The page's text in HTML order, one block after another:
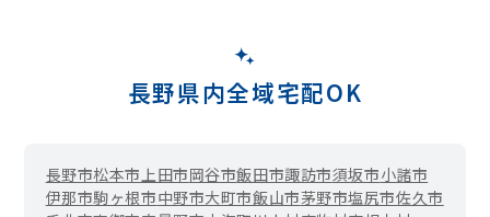
長野県内全域宅配OK
長野市松本市 上田市岡谷市飯田市諏訪市須坂市小諸市
伊那市駒ヶ根市中野市大町市飯山市茅野市塩尻市佐久市